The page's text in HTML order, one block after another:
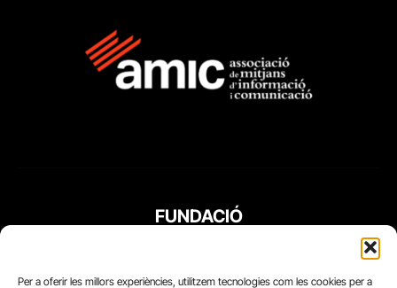
Per a oferir les millors experiències, utilitzem tecnologies com les cookies per a
FUNDACIÓ